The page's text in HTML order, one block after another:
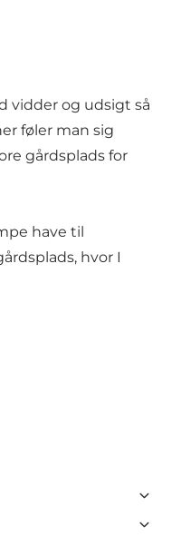
vidder og udsigt så
føler man sig
gårdsplads for
have til
hvor I